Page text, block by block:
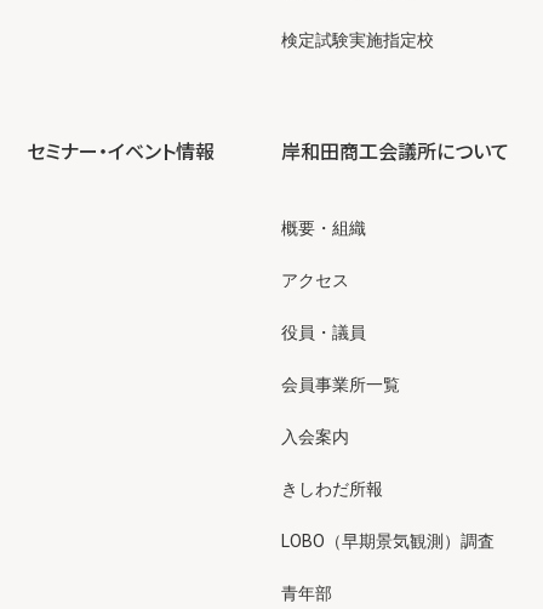
検定試験実施指定校
セミナー・イベント情報 岸和田商工会議所について
概要・組織
アクセス
役員・議員
会員事業所一覧
入会案内
きしわだ所報
LOBO（早期景気観測）調査
青年部